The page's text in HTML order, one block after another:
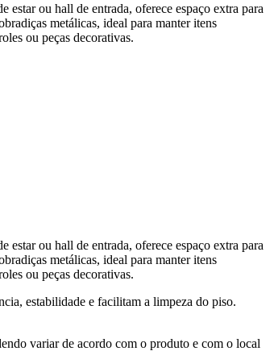
ou hall de entrada, oferece espaço extra para
metálicas, ideal para manter itens
ou peças decorativas.
ou hall de entrada, oferece espaço extra para
metálicas, ideal para manter itens
ou peças decorativas.
estabilidade e facilitam a limpeza do piso.
variar de acordo com o produto e com o local